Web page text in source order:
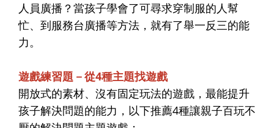
人員廣播？當孩子學會了可尋求穿制服的人幫
忙、到服務台廣播等方法，就有了舉一反三的能
力。
遊戲練習題－從4種主題找遊戲
開放式的素材、沒有固定玩法的遊戲，最能提升
孩子解決問題的能力，以下推薦4種讓親子百玩不